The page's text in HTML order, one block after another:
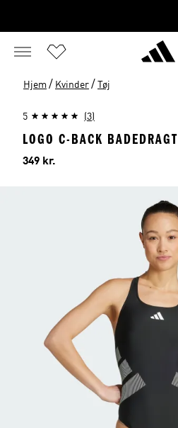
Hjem / Kvinder / Tøj
5 (3)
LOGO C-BACK BADEDRAGT
Pris
349 kr.